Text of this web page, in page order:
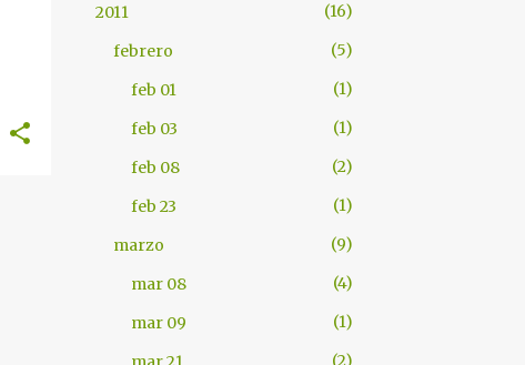
2011
16
febrero
5
feb 01
1
feb 03
1
feb 08
2
feb 23
1
marzo
9
mar 08
4
mar 09
1
2